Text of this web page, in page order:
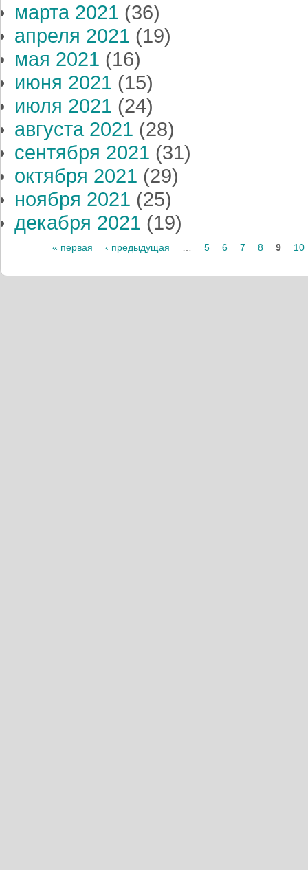
марта 2021 (36)
апреля 2021 (19)
мая 2021 (16)
июня 2021 (15)
июля 2021 (24)
августа 2021 (28)
сентября 2021 (31)
октября 2021 (29)
ноября 2021 (25)
декабря 2021 (19)
Страницы« первая ‹ предыдущая … 5 6 7 8 9 10